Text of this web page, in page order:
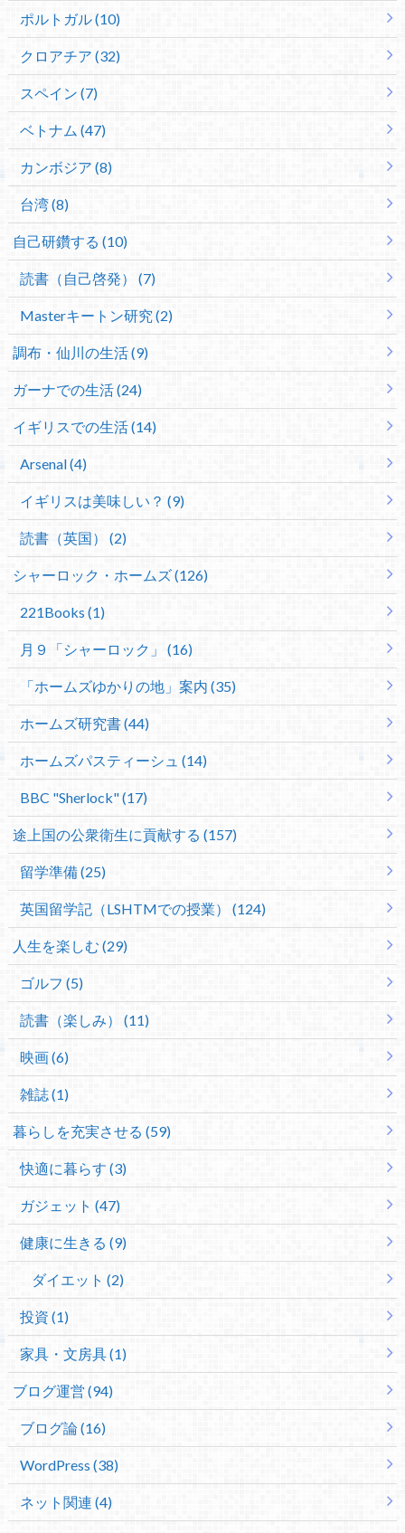
ポルトガル (10)
クロアチア (32)
スペイン (7)
ベトナム (47)
カンボジア (8)
台湾 (8)
自己研鑽する (10)
読書（自己啓発） (7)
Masterキートン研究 (2)
調布・仙川の生活 (9)
ガーナでの生活 (24)
イギリスでの生活 (14)
Arsenal (4)
イギリスは美味しい？ (9)
読書（英国） (2)
シャーロック・ホームズ (126)
221Books (1)
月９「シャーロック」 (16)
「ホームズゆかりの地」案内 (35)
ホームズ研究書 (44)
ホームズパスティーシュ (14)
BBC "Sherlock" (17)
途上国の公衆衛生に貢献する (157)
留学準備 (25)
英国留学記（LSHTMでの授業） (124)
人生を楽しむ (29)
ゴルフ (5)
読書（楽しみ） (11)
映画 (6)
雑誌 (1)
暮らしを充実させる (59)
快適に暮らす (3)
ガジェット (47)
健康に生きる (9)
ダイエット (2)
投資 (1)
家具・文房具 (1)
ブログ運営 (94)
ブログ論 (16)
WordPress (38)
ネット関連 (4)